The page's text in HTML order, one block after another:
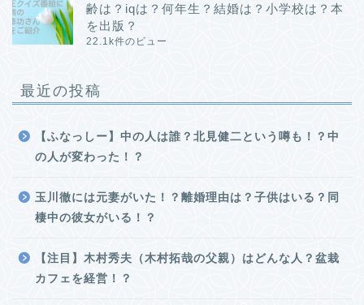
齢は？iqは？何年生？結婚は？小学校は？本
を出版？
22.1k件のビュー
最近の投稿
【ふなっしー】中の人は誰？北見健二という噂も！？中
の人が変わった！？
玉川徹には元妻がいた！？離婚理由は？子供はいる？同
棲中の彼女がいる！？
【注目】木村秀夫（木村拓哉の父親）はどんな人？盆栽
カフェを経営！？